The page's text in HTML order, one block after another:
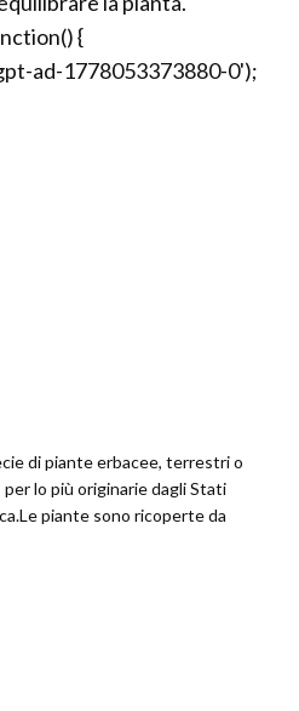
{
ad-1778053373880-0');
di piante erbacee, terrestri o
lo più originarie dagli Stati
piante sono ricoperte da